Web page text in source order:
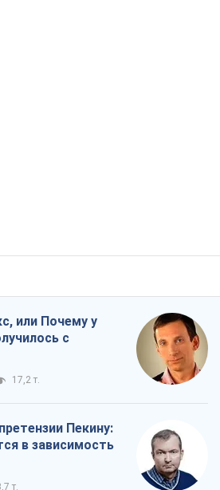
или Почему у
с
17,2 т.
Пекину:
в зависимость
т.